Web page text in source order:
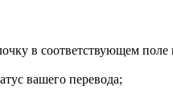
в соответствующем
вашего перевода;